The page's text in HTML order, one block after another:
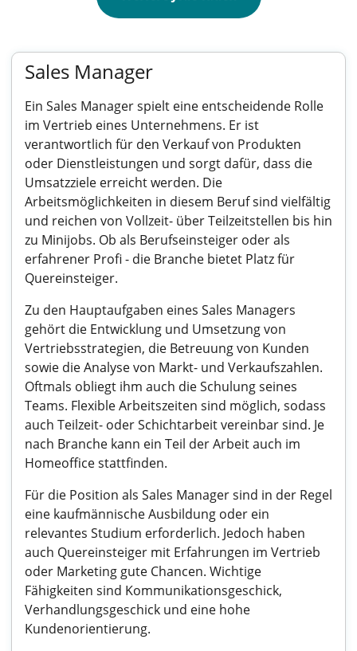
Sales Manager
Ein Sales Manager spielt eine entscheidende Rolle
im Vertrieb eines Unternehmens. Er ist
verantwortlich für den Verkauf von Produkten
oder Dienstleistungen und sorgt dafür, dass die
Umsatzziele erreicht werden. Die
Arbeitsmöglichkeiten in diesem Beruf sind vielfältig
und reichen von Vollzeit- über Teilzeitstellen bis hin
zu Minijobs. Ob als Berufseinsteiger oder als
erfahrener Profi - die Branche bietet Platz für
Quereinsteiger.
Zu den Hauptaufgaben eines Sales Managers
gehört die Entwicklung und Umsetzung von
Vertriebsstrategien, die Betreuung von Kunden
sowie die Analyse von Markt- und Verkaufszahlen.
Oftmals obliegt ihm auch die Schulung seines
Teams. Flexible Arbeitszeiten sind möglich, sodass
auch Teilzeit- oder Schichtarbeit vereinbar sind. Je
nach Branche kann ein Teil der Arbeit auch im
Homeoffice stattfinden.
Für die Position als Sales Manager sind in der Regel
eine kaufmännische Ausbildung oder ein
relevantes Studium erforderlich. Jedoch haben
auch Quereinsteiger mit Erfahrungen im Vertrieb
oder Marketing gute Chancen. Wichtige
Fähigkeiten sind Kommunikationsgeschick,
Verhandlungsgeschick und eine hohe
Kundenorientierung.